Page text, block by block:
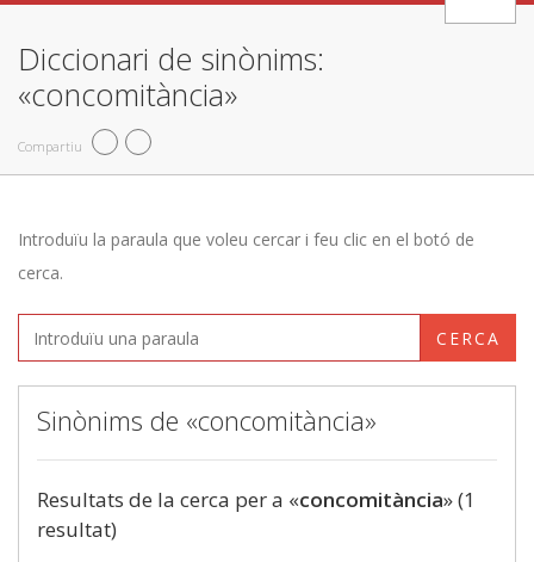
Diccionari de sinònims:
«concomitància»
Compartiu
Introduïu la paraula que voleu cercar i feu clic en el botó de
cerca.
CERCA
Sinònims de «concomitància»
Resultats de la cerca per a «concomitància» (1
resultat)